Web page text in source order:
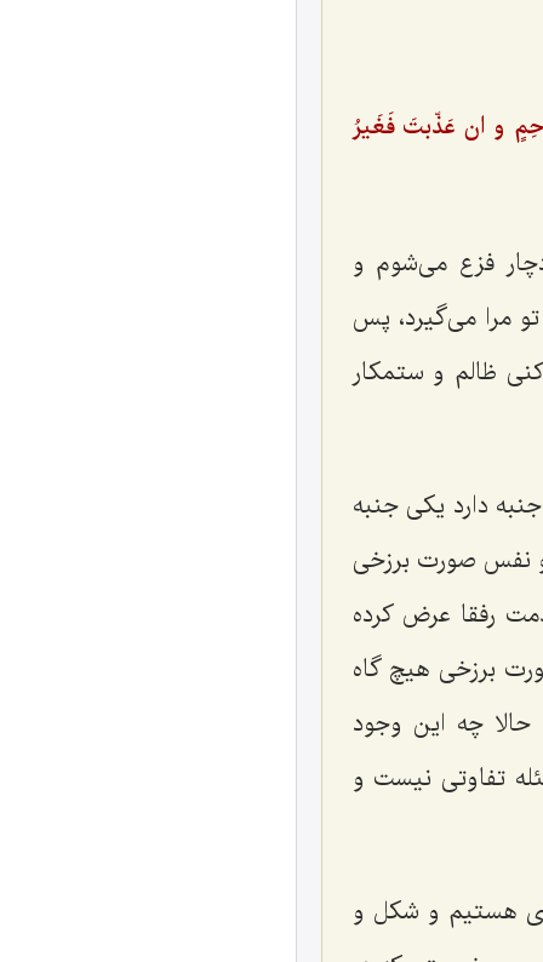
و ان عَذّبتَ فَغَیرُ
فزع می‌شوم و
مرا می‌گیرد، پس
ظالم و ستمکار
دارد یکی جنبه
و نفس صورت برزخی
رفقا عرض کرده
برزخی هیچ گاه
چه این وجود
تفاوتی نیست و
هستیم و شکل و